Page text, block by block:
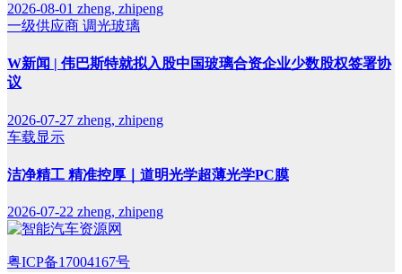
2026-08-01 zheng, zhipeng
一级供应商 调光玻璃
W新闻 | 伟巴斯特就拟入股中国玻璃合资企业少数股权签署协
议
2026-07-27 zheng, zhipeng
车载显示
洁净精工 精准控厚｜道明光学超薄光学PC膜
2026-07-22 zheng, zhipeng
粤ICP备17004167号